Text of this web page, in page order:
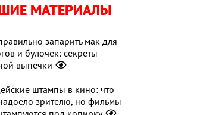
МАТЕРИАЛЫ
запарить мак для
и булочек: секреты
выпечки
штампы в кино: что
зрителю, но фильмы